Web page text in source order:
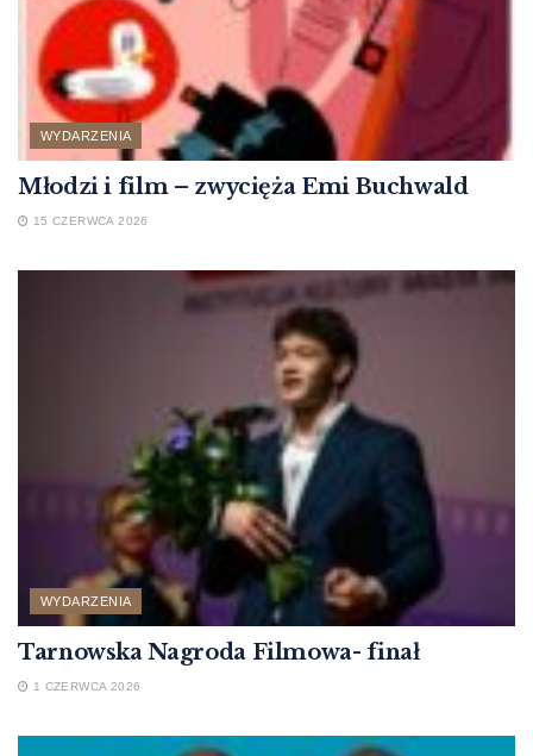
WYDARZENIA
Młodzi i film – zwycięża Emi Buchwald
15 CZERWCA 2026
WYDARZENIA
Tarnowska Nagroda Filmowa- finał
1 CZERWCA 2026